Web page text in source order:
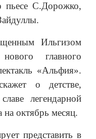
С.Дорожко,
Ильгизом
главного
«Альфия».
о детстве,
легендарной
октябрь месяц.
представить в